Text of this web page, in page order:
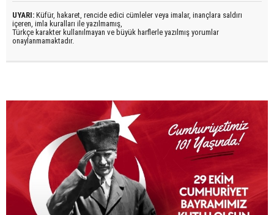
UYARI: Küfür, hakaret, rencide edici cümleler veya imalar, inançlara saldırı
içeren, imla kuralları ile yazılmamış,
Türkçe karakter kullanılmayan ve büyük harflerle yazılmış yorumlar
onaylanmamaktadır.